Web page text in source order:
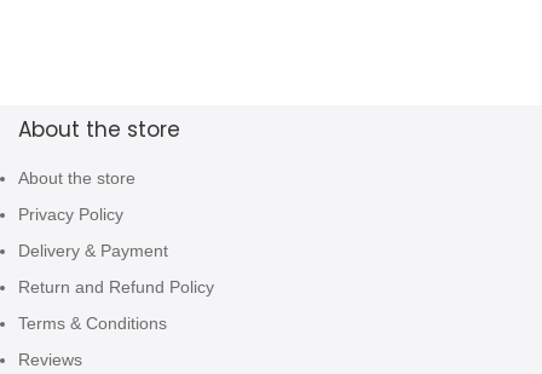
About the store
About the store
Privacy Policy
Delivery & Payment
Return and Refund Policy
Terms & Conditions
Reviews